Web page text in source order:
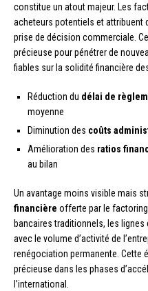
constitue un atout majeur. Les
acheteurs potentiels et attribuent
prise de décision commerciale.
précieuse pour pénétrer de
fiables sur la solidité financière
Réduction du délai de
moyenne
Diminution des coûts
Amélioration des ratios
au bilan
Un avantage moins visible mais
financière offerte par le
bancaires traditionnels, les
avec le volume d’activité de
renégociation permanente. Cette
précieuse dans les phases
l’international.